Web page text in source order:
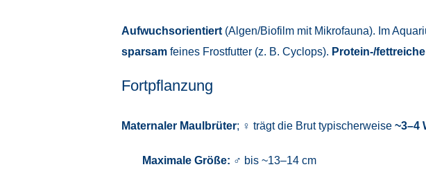
Aufwuchsorientiert(Algen/Biofilm mit Mikrofauna). Im
sparsamfeines Frostfutter (z. B. Cyclops). Protein-/
Fortpflanzung
Maternaler Maulbrüter; ♀ trägt die Brut typischerweise ~3–4
Maximale Größe: ♂ bis ~13–14 cm